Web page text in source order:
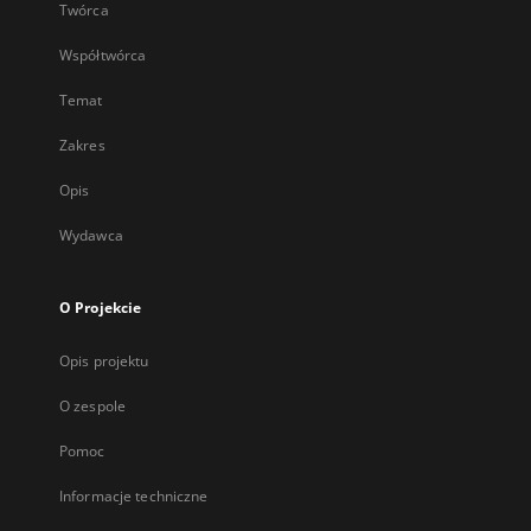
Twórca
Współtwórca
Temat
Zakres
Opis
Wydawca
O Projekcie
Opis projektu
O zespole
Pomoc
Informacje techniczne